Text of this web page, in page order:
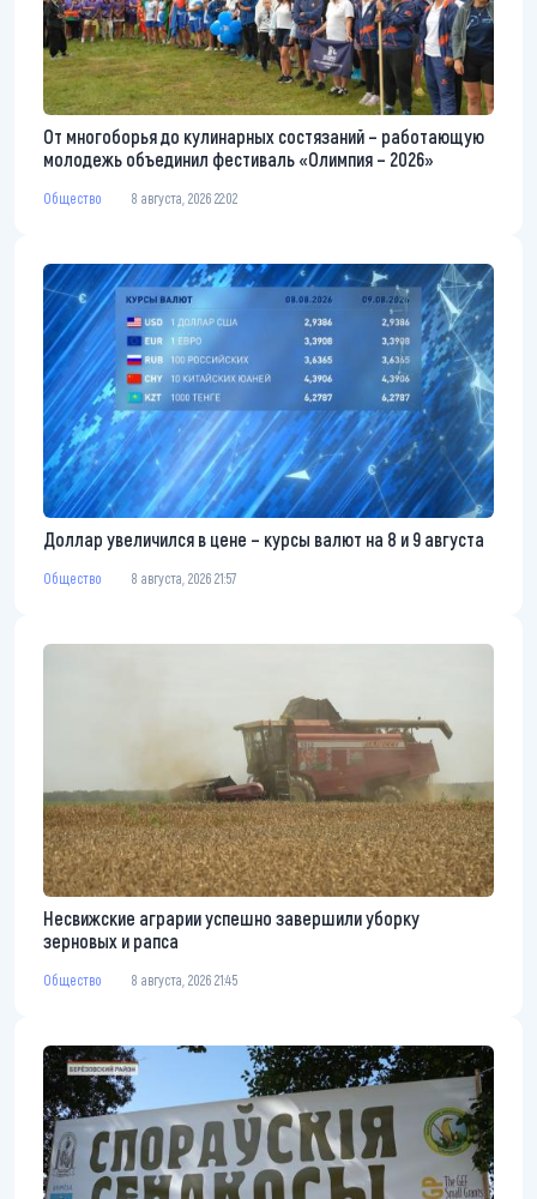
От многоборья до кулинарных состязаний – работающую
молодежь объединил фестиваль «Олимпия – 2026»
Общество 8 августа, 2026 22:02
Доллар увеличился в цене – курсы валют на 8 и 9 августа
Общество 8 августа, 2026 21:57
Несвижские аграрии успешно завершили уборку
зерновых и рапса
Общество 8 августа, 2026 21:45